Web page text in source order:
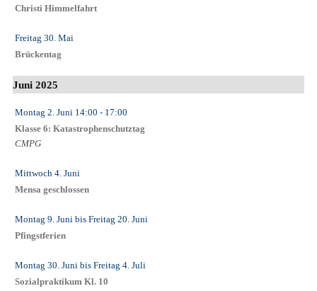
Christi Himmelfahrt
Freitag 30. Mai
Brückentag
Juni 2025
Montag 2. Juni 14:00 - 17:00
Klasse 6: Katastrophenschutztag
CMPG
Mittwoch 4. Juni
Mensa geschlossen
Montag 9. Juni bis Freitag 20. Juni
Pfingstferien
Montag 30. Juni bis Freitag 4. Juli
Sozialpraktikum Kl. 10